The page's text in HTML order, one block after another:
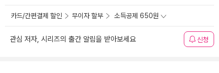
카드/간편결제 할인 무이자 할부 소득공제 650원
관심 저자, 시리즈의 출간 알림을 받아보세요 신청